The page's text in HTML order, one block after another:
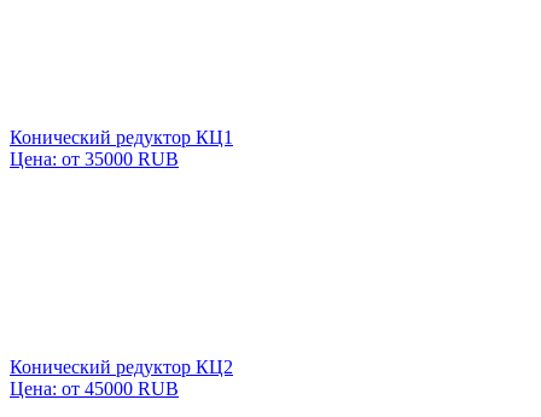
Конический редуктор КЦ1
Цена: от 35000 RUB
Конический редуктор КЦ2
Цена: от 45000 RUB